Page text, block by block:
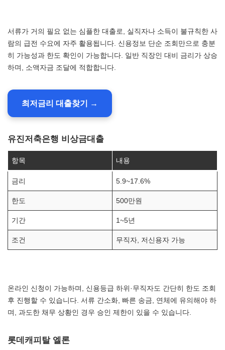
서류가 거의 필요 없는 심플한 대출로, 실직자나 소득이 불규칙한 사
람의 급전 수요에 자주 활용됩니다. 신용정보 단순 조회만으로 충분
히 가능성과 한도 확인이 가능합니다. 일반 직장인 대비 금리가 상승
하며, 소액자금 조달에 적합합니다.
최저금리 대출찾기 →
유진저축은행 비상금대출
항목 내용
금리 5.9~17.6%
한도 500만원
기간 1~5년
조건 무직자, 저신용자 가능
온라인 신청이 가능하며, 신용등급 하위·무직자도 간단히 한도 조회
후 진행할 수 있습니다. 서류 간소화, 빠른 송금, 연체에 유의해야 하
며, 과도한 채무 상황인 경우 승인 제한이 있을 수 있습니다.
롯데캐피탈 엘론